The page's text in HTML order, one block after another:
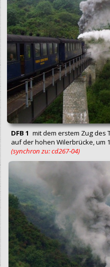
DFB 1 mit dem erstem Zug des
auf der hohen Wilerbrücke, um
(synchron zu: cd267‑04)